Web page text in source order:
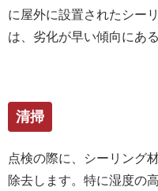
に屋外に設置されたシー
は、劣化が早い傾向にあ
清掃
点検の際に、シーリング
除去します。特に湿度の